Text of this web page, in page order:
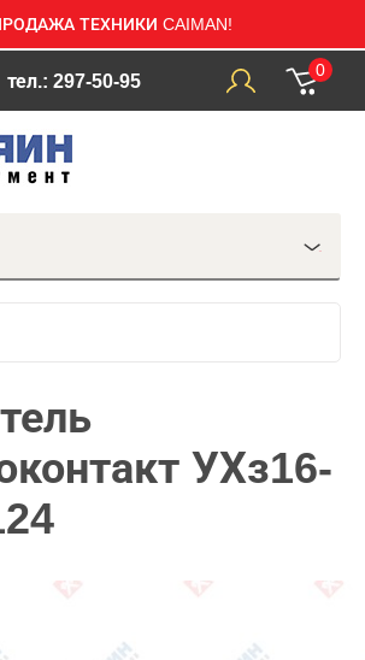
ТЕХНИКИ CAIMAN!
тел.: 297-50-95
0
УХз16-